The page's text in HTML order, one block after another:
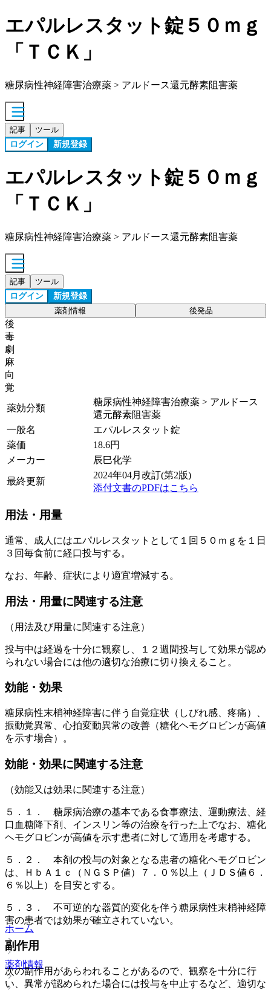
エパルレスタット錠５０ｍｇ
「ＴＣＫ」
糖尿病性神経障害治療薬 > アルドース還元酵素阻害薬
記事 ツール
ログイン 新規登録
エパルレスタット錠５０ｍｇ
「ＴＣＫ」
糖尿病性神経障害治療薬 > アルドース還元酵素阻害薬
記事 ツール
ログイン 新規登録
薬剤情報 後発品
後
毒
劇
麻
向
覚
薬効分類
糖尿病性神経障害治療薬 > アルドース
還元酵素阻害薬
一般名
エパルレスタット錠
薬価
18.6円
メーカー
辰巳化学
最終更新
2024年04月改訂(第2版)
添付文書のPDFはこちら
用法・用量
通常、成人にはエパルレスタットとして１回５０ｍｇを１日
３回毎食前に経口投与する。
なお、年齢、症状により適宜増減する。
用法・用量に関連する注意
（用法及び用量に関連する注意）
投与中は経過を十分に観察し、１２週間投与して効果が認め
られない場合には他の適切な治療に切り換えること。
効能・効果
糖尿病性末梢神経障害に伴う自覚症状（しびれ感、疼痛）、
振動覚異常、心拍変動異常の改善（糖化ヘモグロビンが高値
を示す場合）。
効能・効果に関連する注意
（効能又は効果に関連する注意）
５．１． 糖尿病治療の基本である食事療法、運動療法、経
口血糖降下剤、インスリン等の治療を行った上でなお、糖化
ヘモグロビンが高値を示す患者に対して適用を考慮する。
５．２． 本剤の投与の対象となる患者の糖化ヘモグロビン
は、ＨｂＡ１ｃ（ＮＧＳＰ値）７．０％以上（ＪＤＳ値６．
６％以上）を目安とする。
５．３． 不可逆的な器質的変化を伴う糖尿病性末梢神経障
害の患者では効果が確立されていない。
副作用
次の副作用があらわれることがあるので、観察を十分に行
い、異常が認められた場合には投与を中止するなど、適切な
ホーム
薬剤情報